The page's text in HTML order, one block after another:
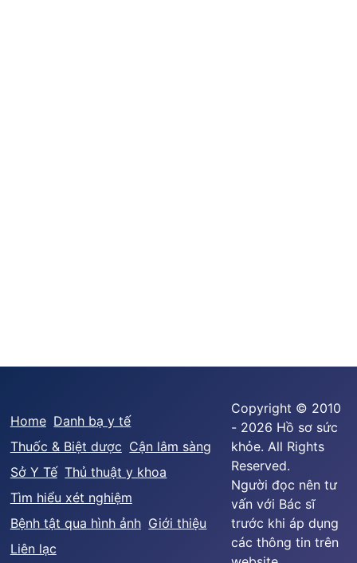
Home Danh bạ y tế
Thuốc & Biệt dược Cận lâm sàng
Sở Y Tế Thủ thuật y khoa
Tìm hiểu xét nghiệm
Bệnh tật qua hình ảnh Giới thiệu
Liên lạc
Copyright © 2010
- 2026 Hồ sơ sức
khỏe. All Rights
Reserved.
Người đọc nên tư
vấn với Bác sĩ
trước khi áp dụng
các thông tin trên